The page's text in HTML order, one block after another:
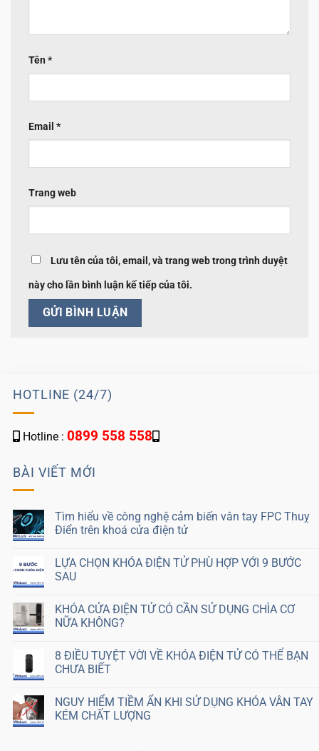
HOTLINE (24/7)
Hotline : 0899 558 558
BÀI VIẾT MỚI
Tìm hiểu về công nghệ cảm biến vân tay FPC Thuỵ
Điển trên khoá cửa điện tử
LỰA CHỌN KHÓA ĐIỆN TỬ PHÙ HỢP VỚI 9 BƯỚC
SAU
KHÓA CỬA ĐIỆN TỬ CÓ CẦN SỬ DỤNG CHÌA CƠ
NỮA KHÔNG?
8 ĐIỀU TUYỆT VỜI VỀ KHÓA ĐIỆN TỬ CÓ THỂ BẠN
CHƯA BIẾT
NGUY HIỂM TIỀM ẨN KHI SỬ DỤNG KHÓA VÂN TAY
KÉM CHẤT LƯỢNG
Tên *
Email *
Trang web
Lưu tên của tôi, email, và trang web trong trình duyệt
này cho lần bình luận kế tiếp của tôi.